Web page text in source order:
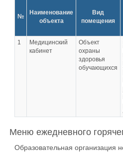
№
Наименование
объекта
Вид
помещения
1
Медицинский
кабинет
Объект
охраны
здоровья
обучающихся
Меню ежедневного
Образовательная организация